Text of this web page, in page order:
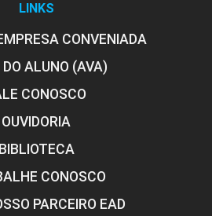
LINKS
CONVENIADA
ALUNO (AVA)
CONOSCO
OUVIDORIA
BIBLIOTECA
CONOSCO
PARCEIRO EAD